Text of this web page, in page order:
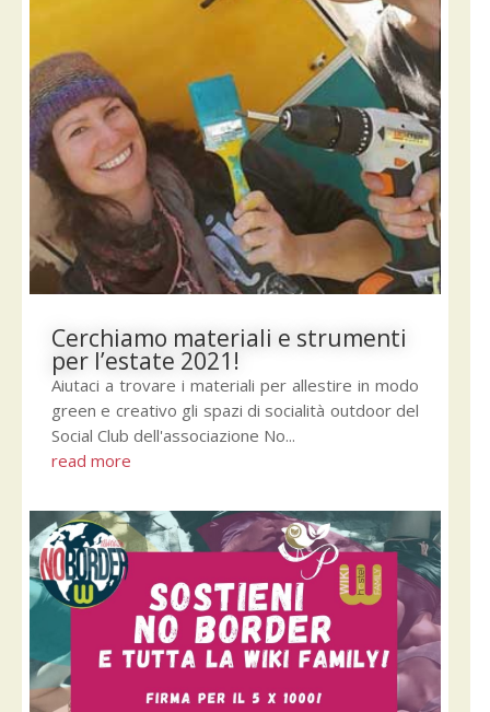
Cerchiamo materiali e strumenti
per l’estate 2021!
Aiutaci a trovare i materiali per allestire in modo
green e creativo gli spazi di socialità outdoor del
Social Club dell'associazione No...
read more